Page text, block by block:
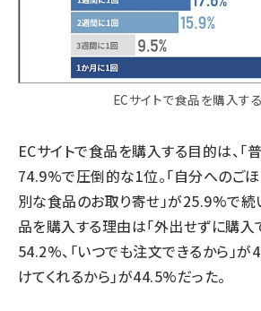
ECサイトで食品を購入す
ECサイトで食品を購入する目的は、「
74.9%で圧倒的な1位。「自分へのごほ
別な食品のお取り寄せ」が25.9%で続
品を購入する理由は「外出せずに購入
54.2%、「いつでも注文できるから」が
けてくれるから」が44.5%だった。